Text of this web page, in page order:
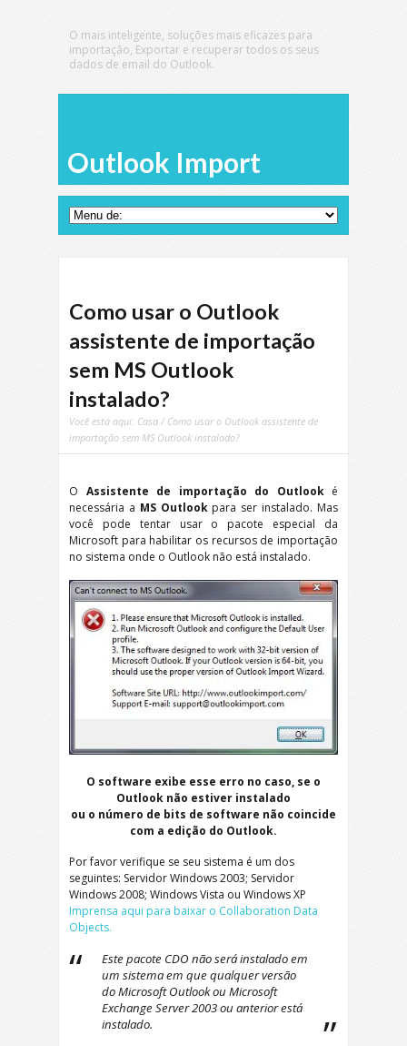
O mais inteligente, soluções mais eficazes para
importação, Exportar e recuperar todos os seus
dados de email do Outlook.
Outlook Import
Como usar o Outlook
assistente de importação
sem MS Outlook
instalado?
Você está aqui: Casa / Como usar o Outlook assistente de
importação sem MS Outlook instalado?
O Assistente de importação do Outlooké
necessária a MS Outlookpara ser instalado. Mas
você pode tentar usar o pacote especial da
Microsoft para habilitar os recursos de importação
no sistema onde o Outlook não está instalado.
O software exibe esse erro no caso, se o
Outlook não estiver instalado
ou o número de bits de software não coincide
com a edição do Outlook.
Por favor verifique se seu sistema é um dos
seguintes: Servidor Windows 2003; Servidor
Windows 2008; Windows Vista ou Windows XP
Imprensa aqui para baixar o Collaboration Data
Objects.
Este pacote CDO não será instalado em
um sistema em que qualquer versão
do Microsoft Outlook ou Microsoft
Exchange Server 2003 ou anterior está
instalado.